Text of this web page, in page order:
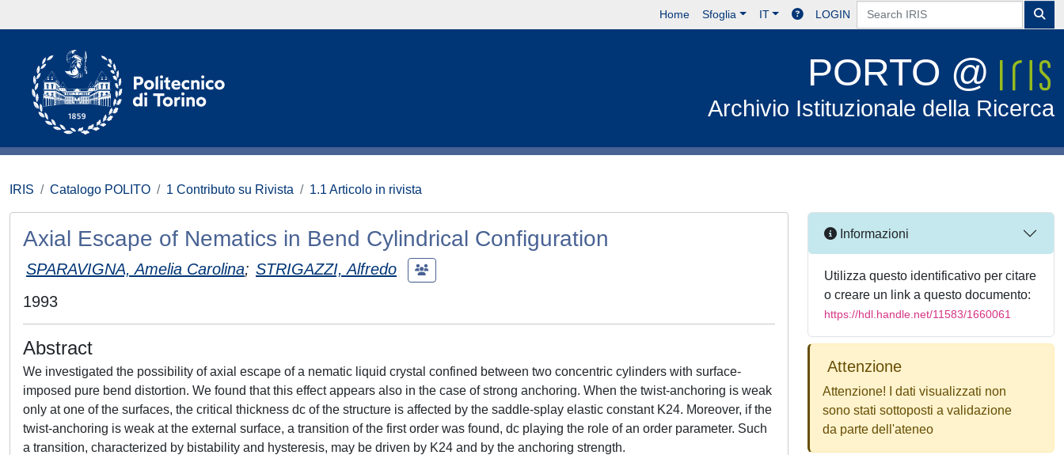
Home Sfoglia IT LOGIN
PORTO @
Archivio Istituzionale della Ricerca
IRIS Catalogo POLITO 1 Contributo su Rivista 1.1 Articolo in rivista
Axial Escape of Nematics in Bend Cylindrical Configuration
SPARAVIGNA, Amelia Carolina; STRIGAZZI, Alfredo
1993
Abstract
We investigated the possibility of axial escape of a nematic liquid crystal confined between two concentric cylinders with surface-
imposed pure bend distortion. We found that this effect appears also in the case of strong anchoring. When the twist-anchoring is weak
only at one of the surfaces, the critical thickness dc of the structure is affected by the saddle-splay elastic constant K24. Moreover, if the
twist-anchoring is weak at the external surface, a transition of the first order was found, dc playing the role of an order parameter. Such
a transition, characterized by bistability and hysteresis, may be driven by K24 and by the anchoring strength.
Informazioni
Utilizza questo identificativo per citare
o creare un link a questo documento:
https://hdl.handle.net/11583/1660061
Attenzione
Attenzione! I dati visualizzati non
sono stati sottoposti a validazione
da parte dell'ateneo